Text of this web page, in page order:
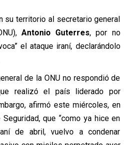
su territorio al secretario general
Antonio Guterres, por no
el ataque iraní, declarándolo
de la ONU no respondió de
realizó el país liderado por
afirmó este miércoles, en
que “como ya hice en
de abril, vuelvo a condenar